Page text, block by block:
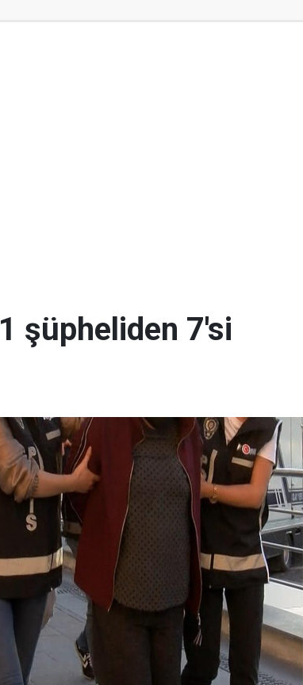
şüpheliden 7'si